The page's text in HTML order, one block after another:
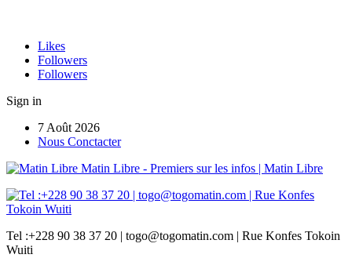
Likes
Followers
Followers
Sign in
7 Août 2026
Nous Conctacter
Matin Libre - Premiers sur les infos | Matin Libre
Tel :+228 90 38 37 20 | togo@togomatin.com | Rue Konfes Tokoin
Wuiti